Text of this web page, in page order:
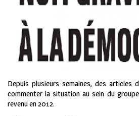
Depuis plusieurs semaines, des articles
commenter la situation au sein du
revenu en 2012.